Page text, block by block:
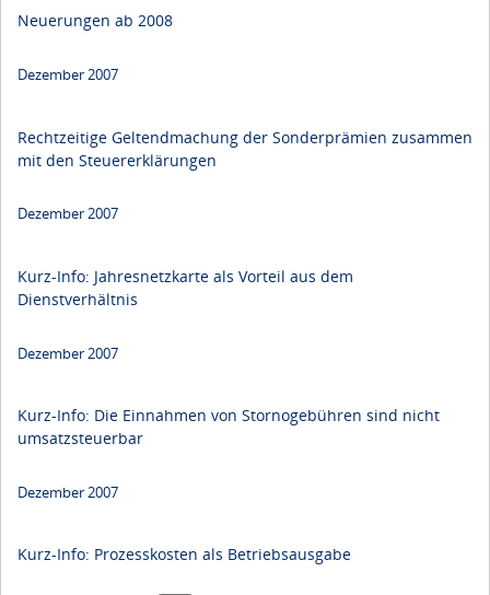
Neuerungen ab 2008
Dezember 2007
Rechtzeitige Geltendmachung der Sonderprämien zusammen
mit den Steuererklärungen
Dezember 2007
Kurz-Info: Jahresnetzkarte als Vorteil aus dem
Dienstverhältnis
Dezember 2007
Kurz-Info: Die Einnahmen von Stornogebühren sind nicht
umsatzsteuerbar
Dezember 2007
Kurz-Info: Prozesskosten als Betriebsausgabe